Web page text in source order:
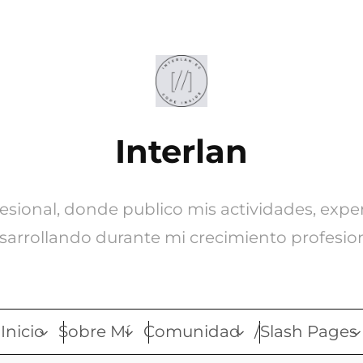
Interlan
donde publico mis actividades,
durante mi crecimiento
Inicio Sobre Mí Comunidad /Slash Pages